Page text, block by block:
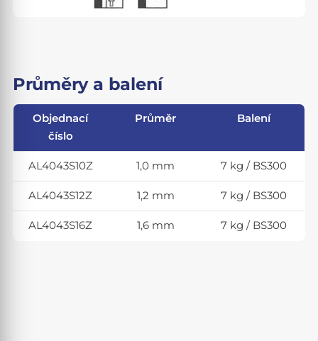
Průměry a balení
Objednací
číslo
Průměr Balení
AL4043S10Z 1,0 mm 7 kg / BS300
AL4043S12Z 1,2 mm 7 kg / BS300
AL4043S16Z 1,6 mm 7 kg / BS300